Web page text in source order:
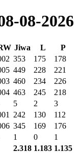
08-2026
Jiwa L
P
353 175
178
449 228
221
460 234
226
463 245
218
5 2
3
242 130
112
345 169
176
1 0
1
2.318 1.183 1.135